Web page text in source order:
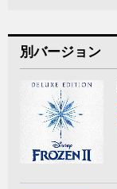
別バージョン